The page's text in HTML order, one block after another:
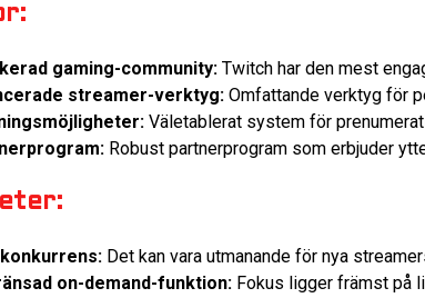
gaming-community: Twitch har den mest
streamer-verktyg: Omfattande verktyg för
Väletablerat system för
Robust partnerprogram som erbjuder
konkurrens: Det kan vara utmanande för nya
on-demand-funktion: Fokus ligger främst på